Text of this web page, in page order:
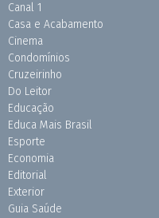
Canal 1
Casa e Acabamento
Cinema
Condomínios
Cruzeirinho
Do Leitor
Educação
Educa Mais Brasil
Esporte
Economia
Editorial
Exterior
Guia Saúde